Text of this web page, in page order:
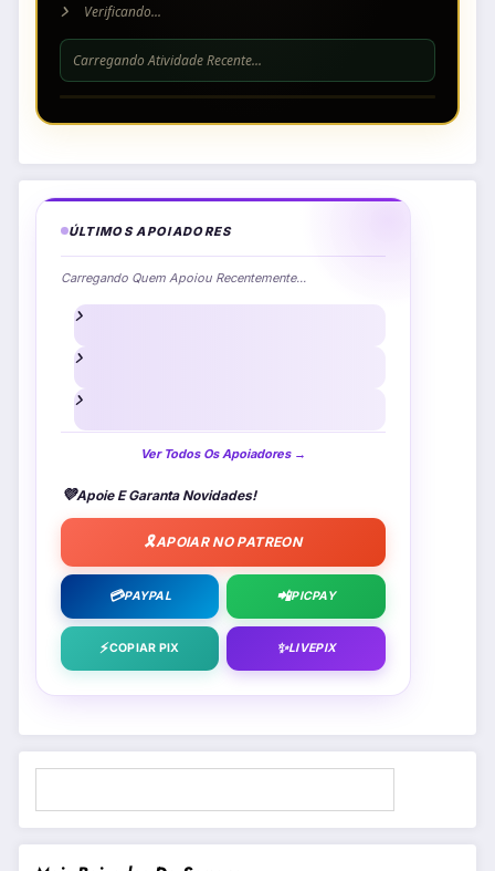
Verificando...
Carregando Atividade Recente...
ÚLTIMOS APOIADORES
Carregando Quem Apoiou Recentemente...
Ver Todos Os Apoiadores →
💜Apoie E Garanta Novidades!
🎗️APOIAR NO PATREON
💳PAYPAL 📲PICPAY
⚡COPIAR PIX ✨LIVEPIX